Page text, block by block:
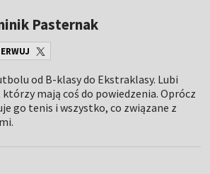
Pasternak
od B-klasy do Ekstraklasy. Lubi
mają coś do powiedzenia. Oprócz
go tenis i wszystko, co związane z